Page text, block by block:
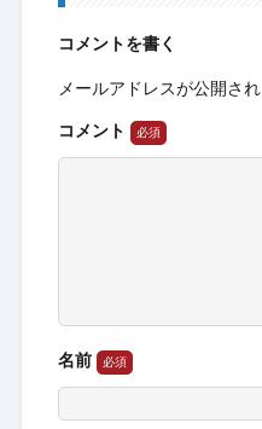
コメントを書く
メールアドレスが公開さ
コメント
名前